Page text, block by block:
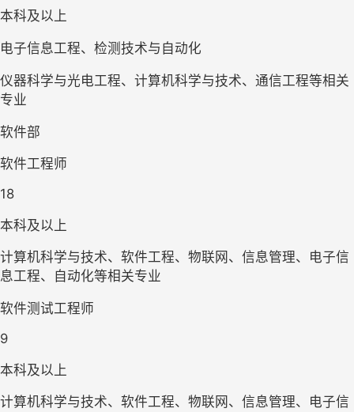
本科及以上
电子信息工程、检测技术与自动化
仪器科学与光电工程、计算机科学与技术、通信工程等相关
专业
软件部
软件工程师
18
本科及以上
计算机科学与技术、软件工程、物联网、信息管理、电子信
息工程、自动化等相关专业
软件测试工程师
9
本科及以上
计算机科学与技术、软件工程、物联网、信息管理、电子信